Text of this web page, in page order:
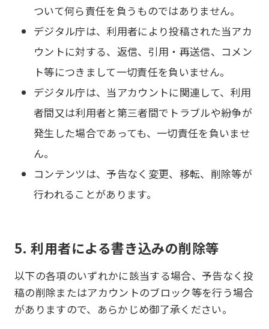
ついて何ら責任を負うものではありません。
デジタル庁は、利用者により投稿された当アカ
ウントに対する、返信、引用・再送信、コメン
ト等につきまして一切責任を負いません。
デジタル庁は、当アカウントに関連して、利用
者間又は利用者と第三者間でトラブルや紛争が
発生した場合であっても、一切責任を負いませ
ん。
コンテンツは、予告なく変更、移転、削除等が
行われることがあります。
5. 利用者による書き込みの削除等
以下の各項のいずれかに該当する場合、予告なく投
稿の削除またはアカウントのブロック等を行う場合
がありますので、あらかじめ御了承ください。